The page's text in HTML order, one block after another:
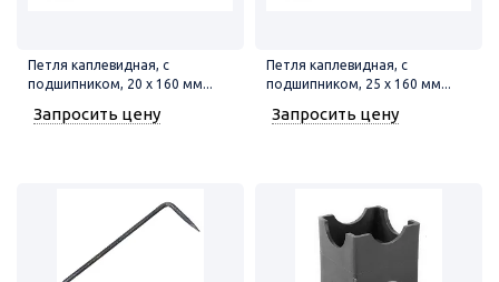
Петля каплевидная, с
подшипником, 20 х 160 мм...
Запросить цену
Петля каплевидная, с
подшипником, 25 х 160 мм...
Запросить цену